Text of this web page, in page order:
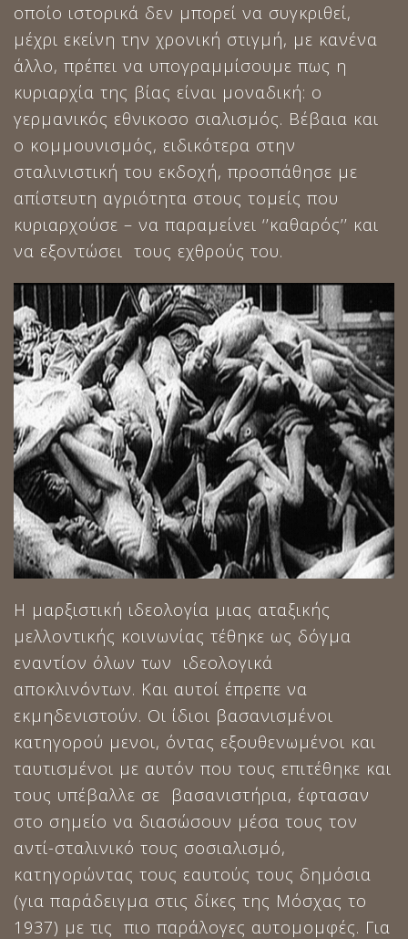
οποίο ιστορικά δεν μπορεί να συγκριθεί,
μέχρι εκείνη την χρονική στιγμή, με κανένα
άλλο, πρέπει να υπογραμμίσουμε πως η
κυριαρχία της βίας είναι μοναδική: ο
γερμανικός εθνικοσο σιαλισμός. Βέβαια και
ο κομμουνισμός, ειδικότερα στην
σταλινιστική του εκδοχή, προσπάθησε με
απίστευτη αγριότητα στους τομείς που
κυριαρχούσε – να παραμείνει ‘’καθαρός’’ και
να εξοντώσει τους εχθρούς του.
Η μαρξιστική ιδεολογία μιας αταξικής
μελλοντικής κοινωνίας τέθηκε ως δόγμα
εναντίον όλων των ιδεολογικά
αποκλινόντων. Και αυτοί έπρεπε να
εκμηδενιστούν. Οι ίδιοι βασανισμένοι
κατηγορού μενοι, όντας εξουθενωμένοι και
ταυτισμένοι με αυτόν που τους επιτέθηκε και
τους υπέβαλλε σε βασανιστήρια, έφτασαν
στο σημείο να διασώσουν μέσα τους τον
αντί-σταλινικό τους σοσιαλισμό,
κατηγορώντας τους εαυτούς τους δημόσια
(για παράδειγμα στις δίκες της Μόσχας το
1937) με τις πιο παράλογες αυτομομφές. Για